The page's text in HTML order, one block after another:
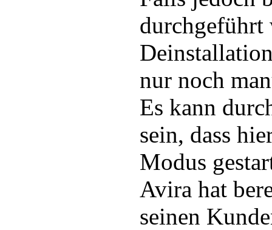
durchgeführt
nur noch
Es kann
sein, dass
Modus
Avira hat
seinen